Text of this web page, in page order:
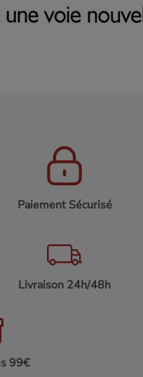
Paiement Sécurisé
Livraison 24h/48h
99€